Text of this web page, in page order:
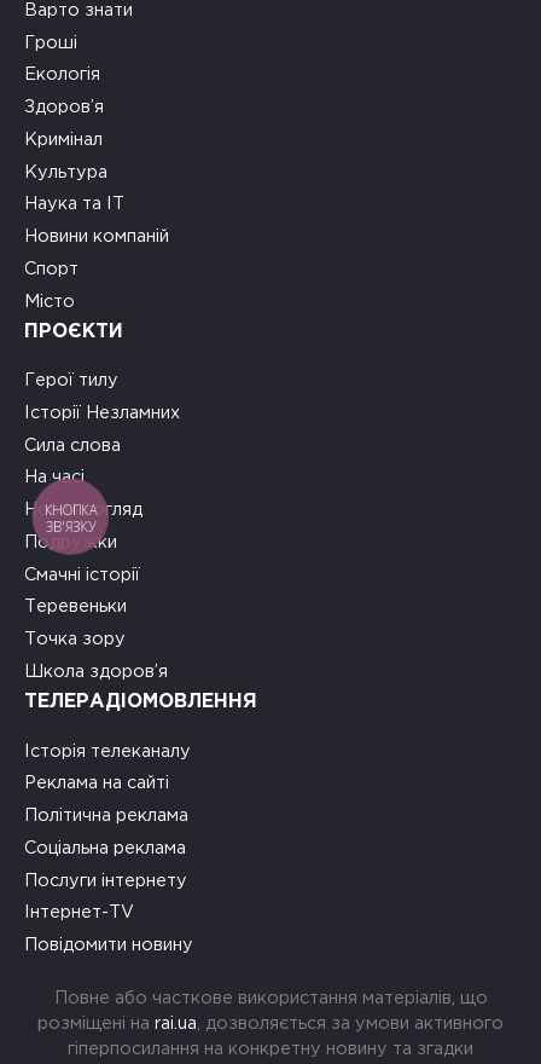
Варто знати
Гроші
Екологія
Здоров’я
Кримінал
Культура
Наука та ІТ
Новини компаній
Спорт
Місто
ПРОЄКТИ
Герої тилу
Історії Незламних
Сила слова
На часі
Новий погляд
Подружки
Смачні історії
Теревеньки
Точка зору
Школа здоров’я
ТЕЛЕРАДІОМОВЛЕННЯ
Історія телеканалу
Реклама на сайті
Політична реклама
Соціальна реклама
Послуги інтернету
Інтернет-TV
Повідомити новину
Повне або часткове використання матеріалів, що
розміщені на rai.ua , дозволяється за умови активного
гіперпосилання на конкретну новину та згадки
КНОПКА
ЗВ'ЯЗКУ